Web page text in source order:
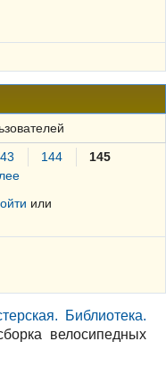
144
145
или
Библиотека.
велосипедных